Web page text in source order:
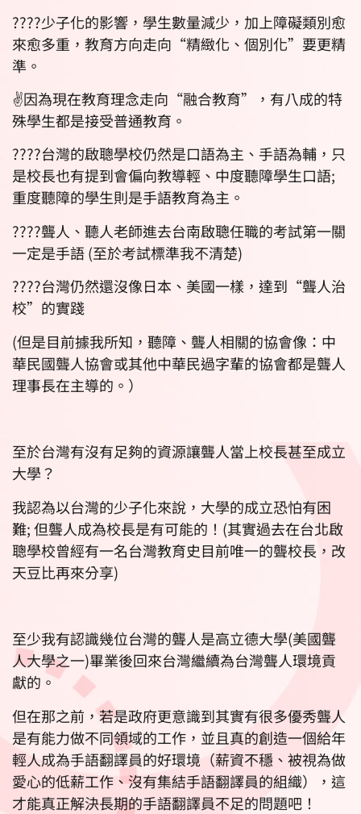
????少子化的影響，學生數量減少，加上障礙類別愈
來愈多重，教育方向走向“精緻化、個別化”要更精
準。
✌️因為現在教育理念走向“融合教育”，有八成的特
殊學生都是接受普通教育。
????台灣的啟聰學校仍然是口語為主、手語為輔，只
是校長也有提到會偏向教導輕、中度聽障學生口語;
重度聽障的學生則是手語教育為主。
????聾人、聽人老師進去台南啟聰任職的考試第一關
一定是手語 (至於考試標準我不清楚)
????台灣仍然還沒像日本、美國一樣，達到“聾人治
校”的實踐
(但是目前據我所知，聽障、聾人相關的協會像：中
華民國聾人協會或其他中華民過字輩的協會都是聾人
理事長在主導的。）
至於台灣有沒有足夠的資源讓聾人當上校長甚至成立
大學？
我認為以台灣的少子化來說，大學的成立恐怕有困
難; 但聾人成為校長是有可能的！(其實過去在台北啟
聰學校曾經有一名台灣教育史目前唯一的聾校長，改
天豆比再來分享)
至少我有認識幾位台灣的聾人是高立德大學(美國聾
人大學之一)畢業後回來台灣繼續為台灣聾人環境貢
獻的。
但在那之前，若是政府更意識到其實有很多優秀聾人
是有能力做不同領域的工作，並且真的創造一個給年
輕人成為手語翻譯員的好環境（薪資不穩、被視為做
愛心的低薪工作、沒有集結手語翻譯員的組織），這
才能真正解決長期的手語翻譯員不足的問題吧！